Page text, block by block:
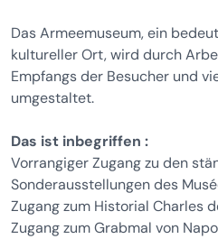
Das Armeemuseum, ein
kultureller Ort, wird durch
Empfangs der Besucher und
umgestaltet.
Das ist inbegriffen :
Vorrangiger Zugang zu den
Sonderausstellungen des
Zugang zum Historial Charles
Zugang zum Grabmal von